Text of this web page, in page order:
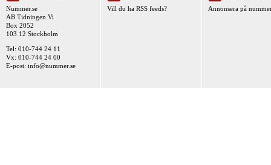
Nummer.se
AB Tidningen Vi
Box 2052
103 12 Stockholm
Tel: 010-744 24 11
Vx: 010-744 24 00
E-post: info@nummer.se
Vill du ha RSS feeds? Annonsera på